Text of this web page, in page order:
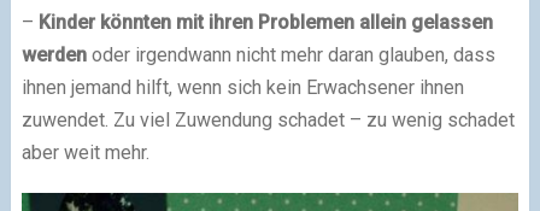
– Kinder könnten mit ihren Problemen allein gelassen
werdenoder irgendwann nicht mehr daran glauben, dass
ihnen jemand hilft, wenn sich kein Erwachsener ihnen
zuwendet. Zu viel Zuwendung schadet – zu wenig schadet
aber weit mehr.